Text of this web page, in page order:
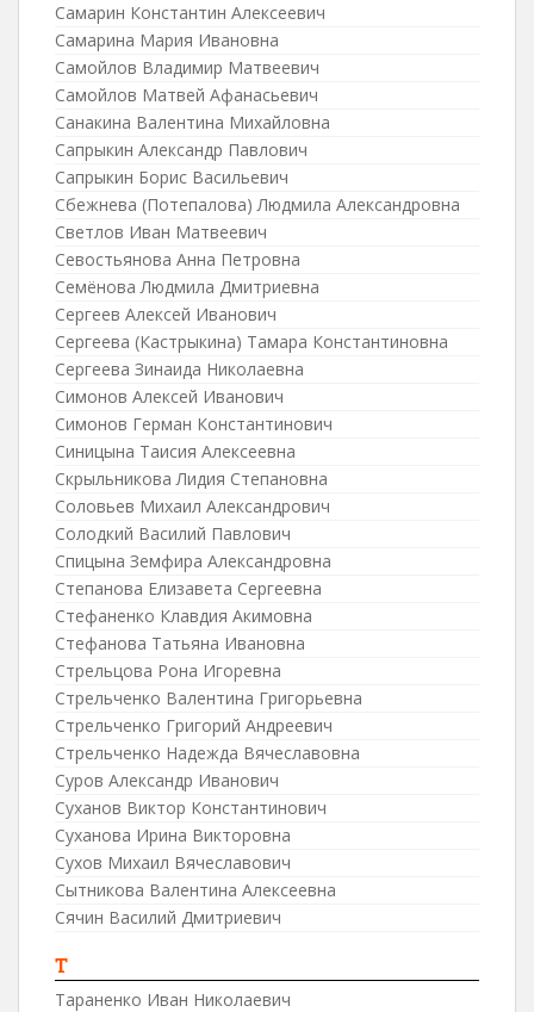
Самарин Константин Алексеевич
Самарина Мария Ивановна
Самойлов Владимир Матвеевич
Самойлов Матвей Афанасьевич
Санакина Валентина Михайловна
Сапрыкин Александр Павлович
Сапрыкин Борис Васильевич
Сбежнева (Потепалова) Людмила Александровна
Светлов Иван Матвеевич
Севостьянова Анна Петровна
Семёнова Людмила Дмитриевна
Сергеев Алексей Иванович
Сергеева (Кастрыкина) Тамара Константиновна
Сергеева Зинаида Николаевна
Симонов Алексей Иванович
Симонов Герман Константинович
Синицына Таисия Алексеевна
Скрыльникова Лидия Степановна
Соловьев Михаил Александрович
Солодкий Василий Павлович
Спицына Земфира Александровна
Степанова Елизавета Сергеевна
Стефаненко Клавдия Акимовна
Стефанова Татьяна Ивановна
Стрельцова Рона Игоревна
Стрельченко Валентина Григорьевна
Стрельченко Григорий Андреевич
Стрельченко Надежда Вячеславовна
Суров Александр Иванович
Суханов Виктор Константинович
Суханова Ирина Викторовна
Сухов Михаил Вячеславович
Сытникова Валентина Алексеевна
Сячин Василий Дмитриевич
Т
Тараненко Иван Николаевич